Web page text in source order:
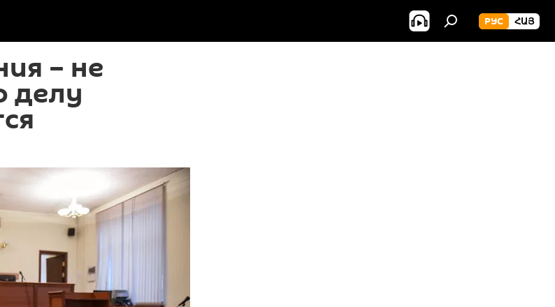
РУС ՀԱՅ
– не
делу